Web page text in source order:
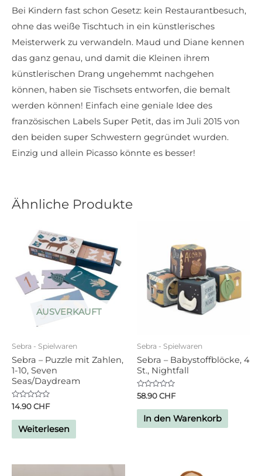
Bei Kindern fast schon Gesetz: kein Restaurantbesuch,
ohne das weiße Tischtuch in ein künstlerisches
Meisterwerk zu verwandeln. Maud und Diane kennen
das ganz genau, und damit die Kleinen ihrem
künstlerischen Drang ungehemmt nachgehen
können, haben sie Tischsets entworfen, die bemalt
werden können! Einfach eine geniale Idee des
französischen Labels Super Petit, das im Juli 2015 von
den beiden super Schwestern gegründet wurden.
Einzig und allein Picasso könnte es besser!
Ähnliche Produkte
AUSVERKAUFT
Sebra - Spielwaren
Sebra – Puzzle mit Zahlen,
1-10, Seven
Seas/Daydream
Bewertet
mit
0
von
14.90CHF
Weiterlesen
Sebra - Spielwaren
Sebra – Babystoffblöcke, 4
St., Nightfall
Bewertet
mit
0
von
58.90CHF
In den Warenkorb